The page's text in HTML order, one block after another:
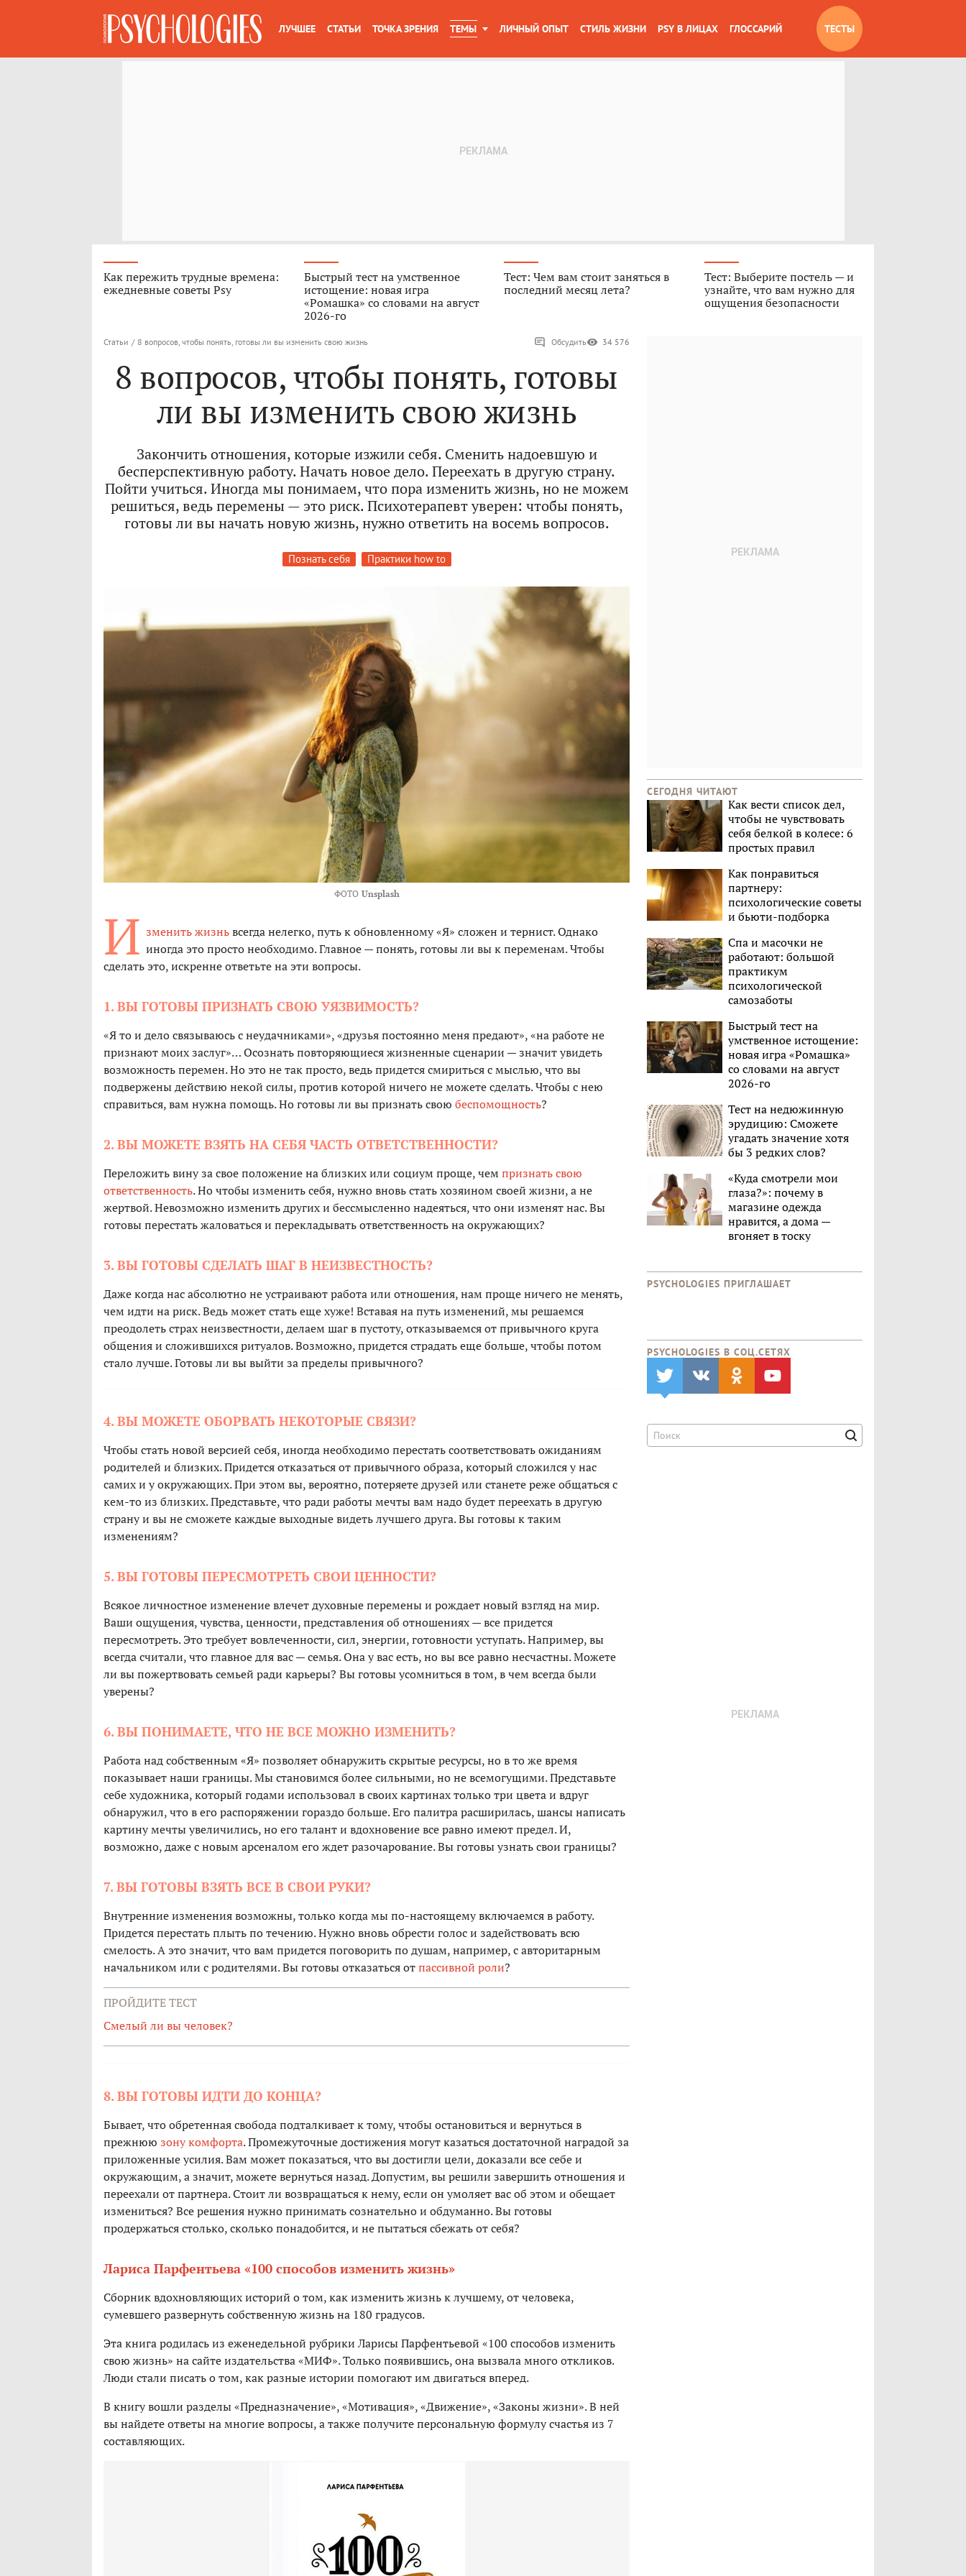
ЛУЧШЕЕ СТАТЬИ ТОЧКА ЗРЕНИЯ ТЕМЫ ЛИЧНЫЙ ОПЫТ СТИЛЬ ЖИЗНИ PSY В ЛИЦАХ ГЛОССАРИЙ ТЕСТЫ
Как пережить трудные времена:
ежедневные советы Psy
Быстрый тест на умственное
истощение: новая игра
«Ромашка» со словами на август
2026-го
Тест: Чем вам стоит заняться в
последний месяц лета?
Тест: Выберите постель — и
узнайте, что вам нужно для
ощущения безопасности
Статьи / 8 вопросов, чтобы понять, готовы ли вы изменить свою жизнь Обсудить 34 576
8 вопросов, чтобы понять, готовы
ли вы изменить свою жизнь
Закончить отношения, которые изжили себя. Сменить надоевшую и
бесперспективную работу. Начать новое дело. Переехать в другую страну.
Пойти учиться. Иногда мы понимаем, что пора изменить жизнь, но не можем
решиться, ведь перемены — это риск. Психотерапевт уверен: чтобы понять,
готовы ли вы начать новую жизнь, нужно ответить на восемь вопросов.
Познать себя Практики how to
ФОТО Unsplash
И зменить жизньвсегда нелегко, путь к обновленному «Я» сложен и тернист. Однако
иногда это просто необходимо. Главное — понять, готовы ли вы к переменам. Чтобы
сделать это, искренне ответьте на эти вопросы.
1. ВЫ ГОТОВЫ ПРИЗНАТЬ СВОЮ УЯЗВИМОСТЬ?
«Я то и дело связываюсь с неудачниками», «друзья постоянно меня предают», «на работе не
признают моих заслуг»… Осознать повторяющиеся жизненные сценарии — значит увидеть
возможность перемен. Но это не так просто, ведь придется смириться с мыслью, что вы
подвержены действию некой силы, против которой ничего не можете сделать. Чтобы с нею
справиться, вам нужна помощь. Но готовы ли вы признать свою беспомощность?
2. ВЫ МОЖЕТЕ ВЗЯТЬ НА СЕБЯ ЧАСТЬ ОТВЕТСТВЕННОСТИ?
Переложить вину за свое положение на близких или социум проще, чемпризнать свою
ответственность. Но чтобы изменить себя, нужно вновь стать хозяином своей жизни, а не
жертвой. Невозможно изменить других и бессмысленно надеяться, что они изменят нас. Вы
готовы перестать жаловаться и перекладывать ответственность на окружающих?
3. ВЫ ГОТОВЫ СДЕЛАТЬ ШАГ В НЕИЗВЕСТНОСТЬ?
Даже когда нас абсолютно не устраивают работа или отношения, нам проще ничего не менять,
чем идти на риск. Ведь может стать еще хуже! Вставая на путь изменений, мы решаемся
преодолеть страх неизвестности, делаем шаг в пустоту, отказываемся от привычного круга
общения и сложившихся ритуалов. Возможно, придется страдать еще больше, чтобы потом
стало лучше. Готовы ли вы выйти за пределы привычного?
4. ВЫ МОЖЕТЕ ОБОРВАТЬ НЕКОТОРЫЕ СВЯЗИ?
Чтобы стать новой версией себя, иногда необходимо перестать соответствовать ожиданиям
родителей и близких. Придется отказаться от привычного образа, который сложился у нас
самих и у окружающих. При этом вы, вероятно, потеряете друзей или станете реже общаться с
кем-то из близких. Представьте, что ради работы мечты вам надо будет переехать в другую
страну и вы не сможете каждые выходные видеть лучшего друга. Вы готовы к таким
изменениям?
5. ВЫ ГОТОВЫ ПЕРЕСМОТРЕТЬ СВОИ ЦЕННОСТИ?
Всякое личностное изменение влечет духовные перемены и рождает новый взгляд на мир.
Ваши ощущения, чувства, ценности, представления об отношениях — все придется
пересмотреть. Это требует вовлеченности, сил, энергии, готовности уступать. Например, вы
всегда считали, что главное для вас — семья. Она у вас есть, но вы все равно несчастны. Можете
ли вы пожертвовать семьей ради карьеры? Вы готовы усомниться в том, в чем всегда были
уверены?
6. ВЫ ПОНИМАЕТЕ, ЧТО НЕ ВСЕ МОЖНО ИЗМЕНИТЬ?
Работа над собственным «Я» позволяет обнаружить скрытые ресурсы, но в то же время
показывает наши границы. Мы становимся более сильными, но не всемогущими. Представьте
себе художника, который годами использовал в своих картинах только три цвета и вдруг
обнаружил, что в его распоряжении гораздо больше. Его палитра расширилась, шансы написать
картину мечты увеличились, но его талант и вдохновение все равно имеют предел. И,
возможно, даже с новым арсеналом его ждет разочарование. Вы готовы узнать свои границы?
7. ВЫ ГОТОВЫ ВЗЯТЬ ВСЕ В СВОИ РУКИ?
Внутренние изменения возможны, только когда мы по-настоящему включаемся в работу.
Придется перестать плыть по течению. Нужно вновь обрести голос и задействовать всю
смелость. А это значит, что вам придется поговорить по душам, например, с авторитарным
начальником или с родителями. Вы готовы отказаться отпассивной роли?
ПРОЙДИТЕ ТЕСТ
Смелый ли вы человек?
8. ВЫ ГОТОВЫ ИДТИ ДО КОНЦА?
Бывает, что обретенная свобода подталкивает к тому, чтобы остановиться и вернуться в
прежнюю зону комфорта. Промежуточные достижения могут казаться достаточной наградой за
приложенные усилия. Вам может показаться, что вы достигли цели, доказали все себе и
окружающим, а значит, можете вернуться назад. Допустим, вы решили завершить отношения и
переехали от партнера. Стоит ли возвращаться к нему, если он умоляет вас об этом и обещает
измениться? Все решения нужно принимать сознательно и обдуманно. Вы готовы
продержаться столько, сколько понадобится, и не пытаться сбежать от себя?
Лариса Парфентьева «100 способов изменить жизнь»
Сборник вдохновляющих историй о том, как изменить жизнь к лучшему, от человека,
сумевшего развернуть собственную жизнь на 180 градусов.
Эта книга родилась из еженедельной рубрики Ларисы Парфентьевой «100 способов изменить
свою жизнь» на сайте издательства «МИФ». Только появившись, она вызвала много откликов.
Люди стали писать о том, как разные истории помогают им двигаться вперед.
В книгу вошли разделы «Предназначение», «Мотивация», «Движение», «Законы жизни». В ней
вы найдете ответы на многие вопросы, а также получите персональную формулу счастья из 7
составляющих.
СЕГОДНЯ ЧИТАЮТ
Как вести список дел,
чтобы не чувствовать
себя белкой в колесе: 6
простых правил
Как понравиться
партнеру:
психологические советы
и бьюти-подборка
Спа и масочки не
работают: большой
практикум
психологической
самозаботы
Быстрый тест на
умственное истощение:
новая игра «Ромашка»
со словами на август
2026-го
Тест на недюжинную
эрудицию: Сможете
угадать значение хотя
бы 3 редких слов?
«Куда смотрели мои
глаза?»: почему в
магазине одежда
нравится, а дома —
вгоняет в тоску
PSYCHOLOGIES ПРИГЛАШАЕТ
PSYCHOLOGIES В CОЦ.СЕТЯХ